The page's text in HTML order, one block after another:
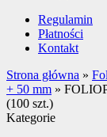
Regulamin
Płatności
Kontakt
Strona główna »
+ 50 mm »
(100 szt.)
Kategorie